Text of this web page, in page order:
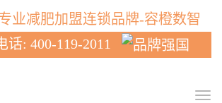
业减肥加盟连锁品牌-容橙数智
话: 400-119-2011
T